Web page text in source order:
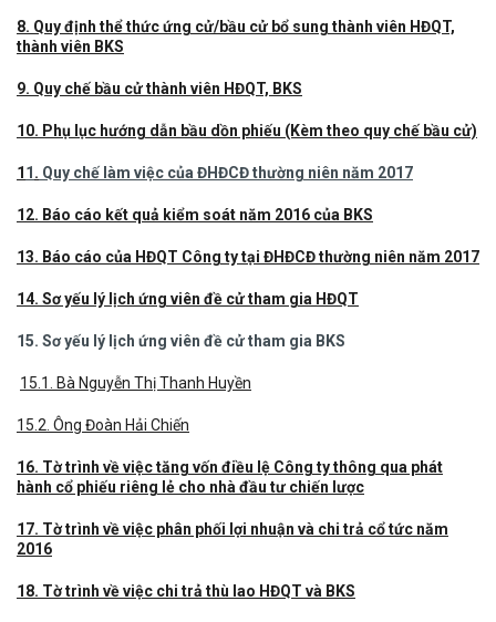
8. Quy định thể thức ứng cử/bầu cử bổ sung thành viên HĐQT,
thành viên BKS
9. Quy chế bầu cử thành viên HĐQT, BKS
10. Phụ lục hướng dẫn bầu dồn phiếu (Kèm theo quy chế bầu cử)
11 . Quy chế làm việc của ĐHĐCĐ thường niên năm 2017
12. Báo cáo kết quả kiểm soát năm 2016 của BKS
13. Báo cáo của HĐQT Công ty tại ĐHĐCĐ thường niên năm 2017
14. Sơ yếu lý lịch ứng viên đề cử tham gia HĐQT
15. Sơ yếu lý lịch ứng viên đề cử tham gia BKS
15.1. Bà Nguyễn Thị Thanh Huyền
15.2. Ông Đoàn Hải Chiến
16. Tờ trình về việc tăng vốn điều lệ Công ty thông qua phát
hành cổ phiếu riêng lẻ cho nhà đầu tư chiến lược
17. Tờ trình về việc phân phối lợi nhuận và chi trả cổ tức năm
2016
18. Tờ trình về việc chi trả thù lao HĐQT và BKS